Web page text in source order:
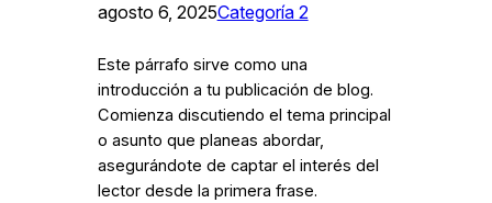
agosto 6, 2025Categoría 2
Este párrafo sirve como una
introducción a tu publicación de blog.
Comienza discutiendo el tema principal
o asunto que planeas abordar,
asegurándote de captar el interés del
lector desde la primera frase.